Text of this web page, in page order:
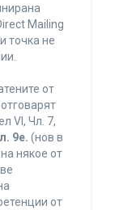
Mailing
точка не
от
VI, Чл. 7,
9е. (нов в
някое от
от